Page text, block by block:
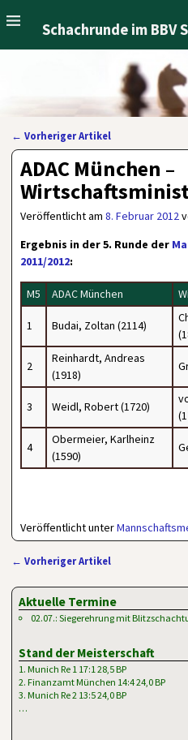
Schachrunde im BBV
Artikelnavigation
← Vorheriger Artikel
ADAC München –
Veröffentlicht am8. Februar 2012
Ergebnis in der 5. Runde der
2011/2012:
M5 ADAC München
1 Budai, Zoltan (2114)
2
Reinhardt, Andreas
(1918)
3 Weidl, Robert (1720)
4
Obermeier, Karlheinz
(1590)
Veröffentlicht unter
← Vorheriger Artikel
Aktuelle Termine
02.07.: Siegerehrung mit
Stand der Meisterschaft
1. Munich Re 1 17:1 28,5 BP
2. Finanzamt München 14:4 24,0 BP
3. Munich Re 2 13:5 24,0 BP
…